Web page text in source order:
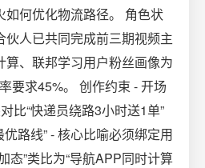
如何优化物流路径。 角色状
伙人已共同完成前三期视频主
、联邦学习用户粉丝画像为
要求45%。 创作约束 - 开场
比“快递员绕路3小时送1单”
路线” - 核心比喻必须绑定用
态”类比为“导航APP同时计算